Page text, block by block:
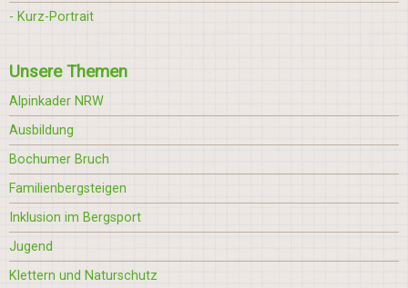
- Kurz-Portrait
Unsere Themen
Alpinkader NRW
Ausbildung
Bochumer Bruch
Familienbergsteigen
Inklusion im Bergsport
Jugend
Klettern und Naturschutz